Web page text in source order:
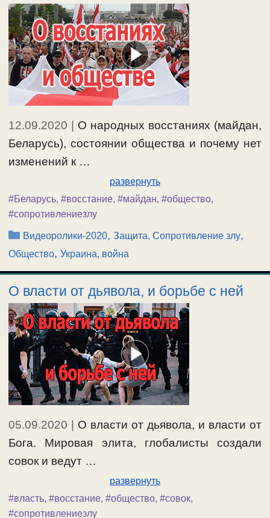
12.09.2020
О народных восстаниях (майдан,
Беларусь), состоянии общества и почему нет
изменений к …
развернуть
#Беларусь, #восстание, #майдан, #общество,
#сопротивлениезлу
Рубрики
Видеоролики-2020,Защита, Сопротивление злу,
Общество, Украина, война
О власти от дьявола, и борьбе с ней
05.09.2020
О власти от дьявола, и власти от
Бога. Мировая элита, глобалисты создали
совок и ведут …
развернуть
#власть, #восстание, #общество, #совок,
#сопротивлениезлу